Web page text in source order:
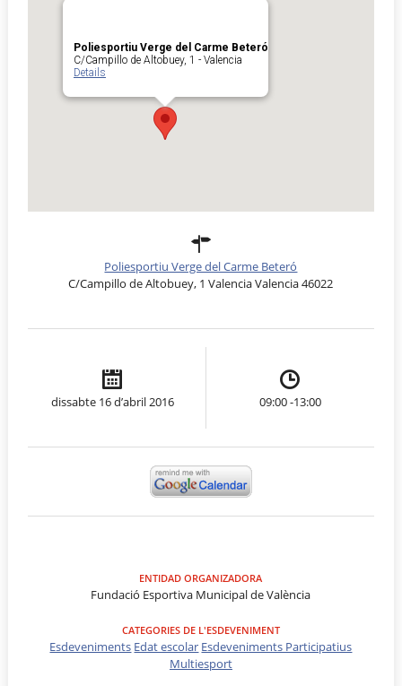
Poliesportiu Verge del Carme Beteró
C/Campillo de Altobuey, 1 - Valencia
Details
Poliesportiu Verge del Carme Beteró
C/Campillo de Altobuey, 1 Valencia Valencia 46022
dissabte 16 d’abril 2016 09:00 -13:00
ENTIDAD ORGANIZADORA
Fundació Esportiva Municipal de València
CATEGORIES DE L'ESDEVENIMENT
Esdeveniments Edat escolar Esdeveniments Participatius
Multiesport